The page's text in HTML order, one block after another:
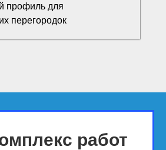
профиль для
перегородок
работ